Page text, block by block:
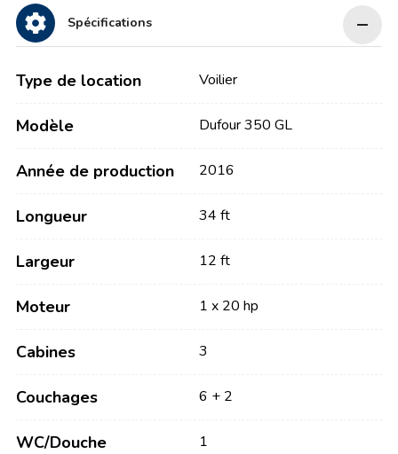
Spécifications
Type de location Voilier
Modèle Dufour 350 GL
Année de production 2016
Longueur 34 ft
Largeur 12 ft
Moteur 1 x 20 hp
Cabines 3
Couchages 6 + 2
WC/Douche 1